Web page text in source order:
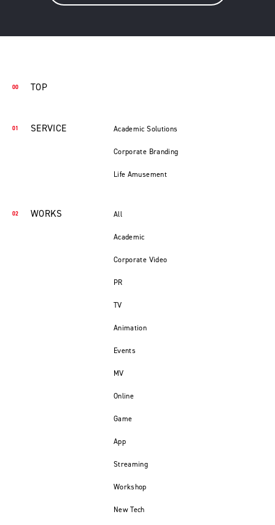
TOP
SERVICE Academic Solutions
Corporate Branding
Life Amusement
WORKS All
Academic
Corporate Video
PR
TV
Animation
Events
MV
Online
Game
App
Streaming
Workshop
New Tech